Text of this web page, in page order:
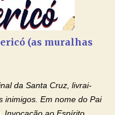
(as muralhas
da Santa Cruz, livrai-
inimigos. Em nome do Pai